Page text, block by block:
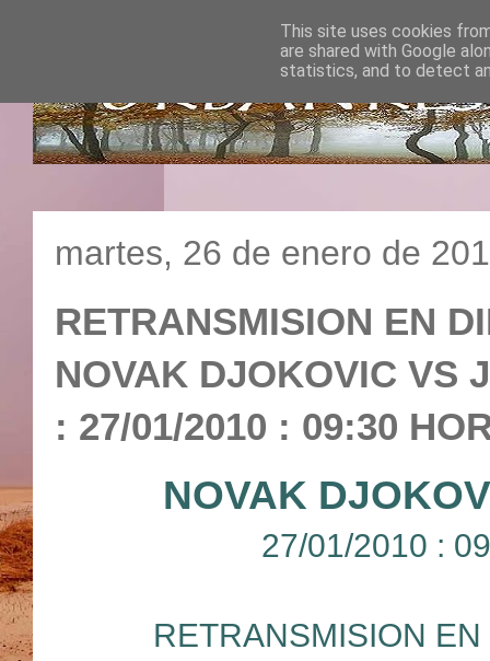
martes, 26 de enero de
RETRANSMISION EN
NOVAK DJOKOVIC VS
: 27/01/2010 : 09:30
NOVAK
27/01/2010 :
RETRANSMISION
This site uses cookies
are shared with Google
statistics, and to detect